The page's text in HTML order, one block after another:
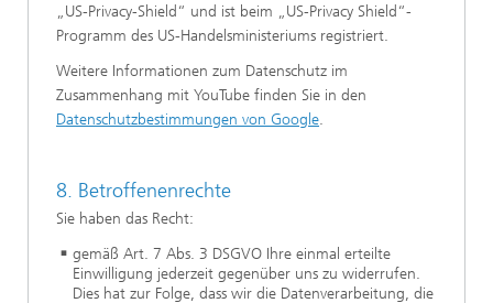
„US-Privacy-Shield“ und ist beim „US-Privacy Shield“-
Programm des US-Handelsministeriums registriert.
Weitere Informationen zum Datenschutz im
Zusammenhang mit YouTube finden Sie in den
Datenschutzbestimmungen von Google.
8. Betroffenenrechte
Sie haben das Recht:
gemäß Art. 7 Abs. 3 DSGVO Ihre einmal erteilte
Einwilligung jederzeit gegenüber uns zu widerrufen.
Dies hat zur Folge, dass wir die Datenverarbeitung, die